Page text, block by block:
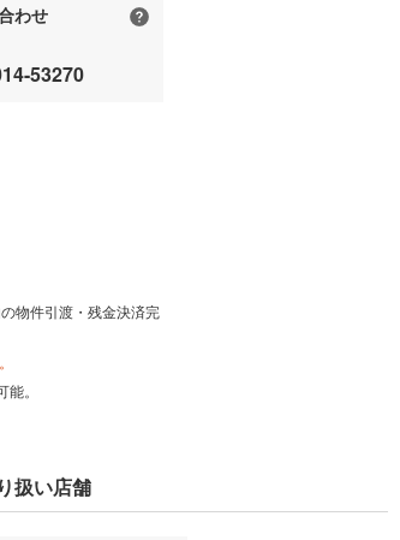
わせ
53270
物件引渡・残金決済完
。
扱い店舗